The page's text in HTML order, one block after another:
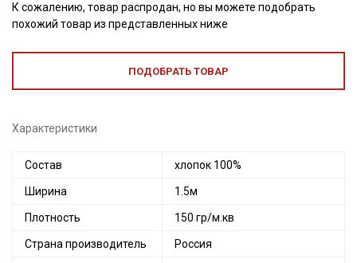
К сожалению, товар распродан, но вы можете подобрать
похожий товар из представленных ниже
ПОДОБРАТЬ ТОВАР
Характеристики
Состав хлопок 100%
Ширина 1.5м
Плотность 150 гр/м.кв
Страна производитель Россия